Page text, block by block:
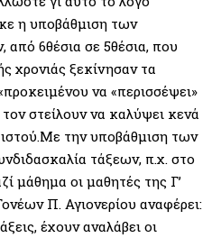
η υποβάθμιση των
6θέσια σε 5θέσια, που
χρονιάς ξεκίνησαν τα
να «περισσέψει»
στείλουν να καλύψει κενά
την υποβάθμιση των
τάξεων, π.χ. στο
μάθημα οι μαθητές της Γ’
Π. Αγιονερίου αναφέρει:
έχουν αναλάβει οι